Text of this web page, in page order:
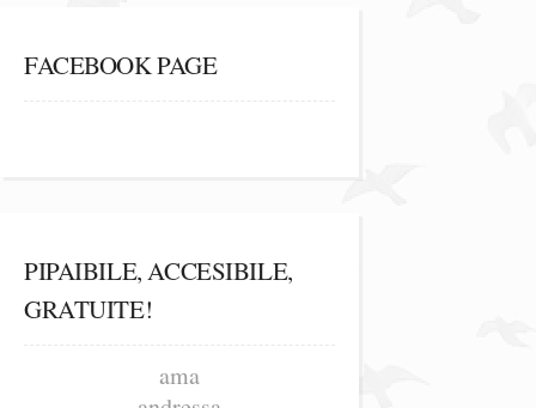
FACEBOOK PAGE
PIPAIBILE, ACCESIBILE,
GRATUITE!
ama